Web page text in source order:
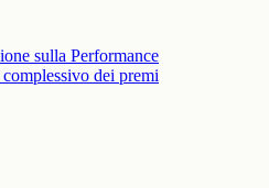
sulla Performance
dei premi